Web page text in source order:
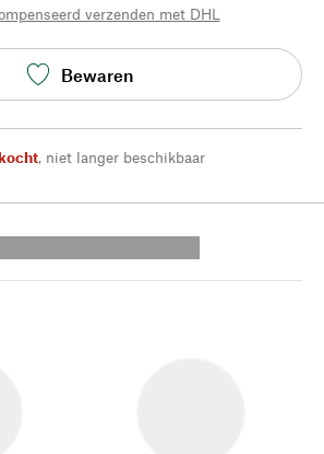
verzenden met DHL
Bewaren
, niet langer beschikbaar